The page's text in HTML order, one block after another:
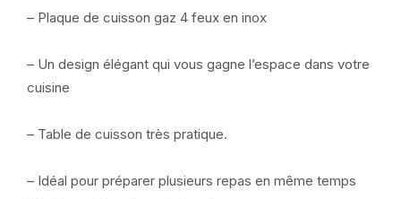
– Plaque de cuisson gaz 4 feux en inox
– Un design élégant qui vous gagne l’espace dans votre
cuisine
– Table de cuisson très pratique.
– Idéal pour préparer plusieurs repas en même temps